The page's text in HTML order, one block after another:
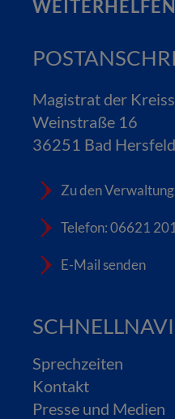
Magistrat der
Weinstraße 16
36251 Bad Hersfeld
Zu den
Telefon: 06621
E-Mail senden
Sprechzeiten
Kontakt
Presse und Medien